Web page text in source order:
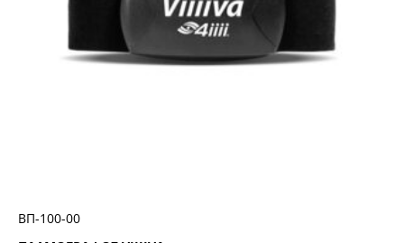
ΒΠ-100-00